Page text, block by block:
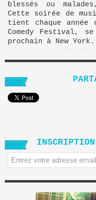
blessés ou
Cette soirée de
tient chaque année
Comedy Festival,
prochain à New York.